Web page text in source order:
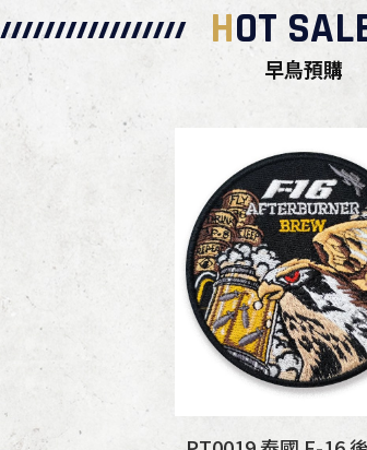
HOT
早鳥預購